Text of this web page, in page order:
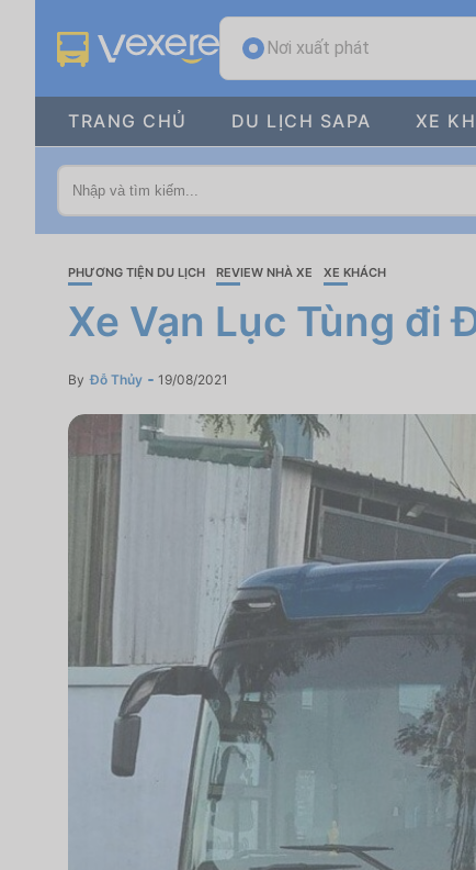
Nơi xuất phát
TRANG CHỦ DU LỊCH SAPA XE
PHƯƠNG TIỆN DU LỊCH REVIEW NHÀ XE XE KHÁCH
Xe Vạn Lục Tùng đi
By Đỗ Thủy 19/08/2021